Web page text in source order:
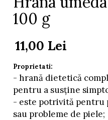
100 g
11,00 Lei
Proprietati:
- hrană dietetică
pentru a susține
- este potrivită pentru
sau probleme de piele;